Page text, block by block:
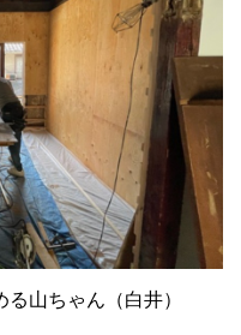
山ちゃん（白井）